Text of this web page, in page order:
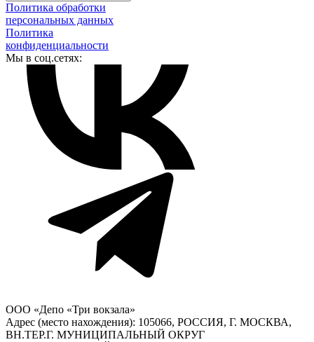
Политика обработки
персональных данных
Политика
конфиденциальности
Мы в соц.сетях:
ООО «Депо «Три вокзала»
Адрес (место нахождения): 105066, РОССИЯ, Г. МОСКВА,
ВН.ТЕР.Г. МУНИЦИПАЛЬНЫЙ ОКРУГ